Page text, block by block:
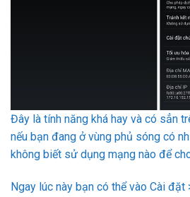
Đây là tính năng khá hay và có sẳn
nếu bạn đang ở vùng phủ sóng có
không biết sử dụng mạng nào để
Ngay lúc này bạn có thể vào Cài đặt